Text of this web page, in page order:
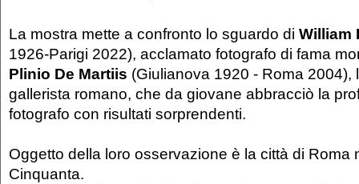
La mostra mette a confronto lo sguardo di William
1926-Parigi 2022), acclamato fotografo di fama
Plinio De Martiis (Giulianova 1920 - Roma 2004),
gallerista romano, che da giovane abbracciò la
fotografo con risultati sorprendenti.
Oggetto della loro osservazione è la città di Roma
Cinquanta.